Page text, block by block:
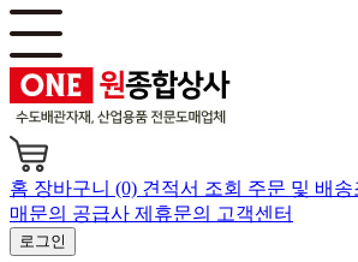
홈 장바구니 (0) 견적서 조회 주문 및 배송
매문의 공급사 제휴문의 고객센터
로그인